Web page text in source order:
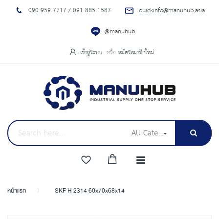
090 959 7717 / 091 885 1587
quickinfo@manuhub.asia
@manuhub
เข้าสู่ระบบ สมัครสมาชิกใหม่
All Categories
หน้าแรก SKF H 2314 60x70x68x14